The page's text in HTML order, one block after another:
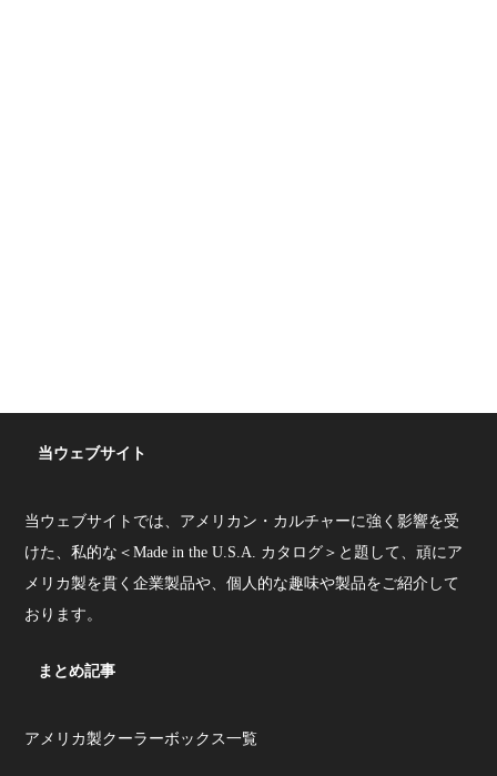
当ウェブサイト
当ウェブサイトでは、アメリカン・カルチャーに強く影響を受
けた、私的な＜Made in the U.S.A. カタログ＞と題して、頑にア
メリカ製を貫く企業製品や、個人的な趣味や製品をご紹介して
おります。
まとめ記事
アメリカ製クーラーボックス一覧